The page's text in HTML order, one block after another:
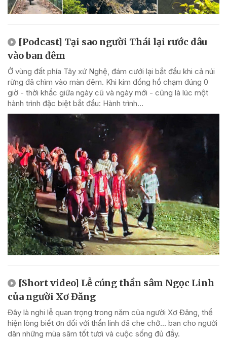
[Podcast] Tại sao người Thái lại rước dâu
vào ban đêm
Ở vùng đất phía Tây xứ Nghệ, đám cưới lại bắt đầu khi cả núi
rừng đã chìm vào màn đêm. Khi kim đồng hồ chạm đúng 0
giờ - thời khắc giữa ngày cũ và ngày mới - cũng là lúc một
hành trình đặc biệt bắt đầu: Hành trình...
[Short video] Lễ cúng thần sâm Ngọc Linh
của người Xơ Đăng
Đây là nghi lễ quan trọng trong năm của người Xơ Đăng, thể
hiện lòng biết ơn đối với thần linh đã che chở... ban cho người
dân những mùa sâm tốt tươi và cuộc sống đủ đầy.